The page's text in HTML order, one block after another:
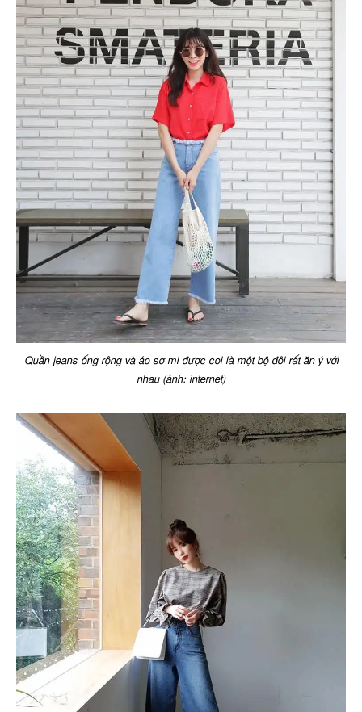
Quần jeans ống rộng và áo sơ mi được coi là một bộ đôi rất ăn ý với
nhau (ảnh: internet)